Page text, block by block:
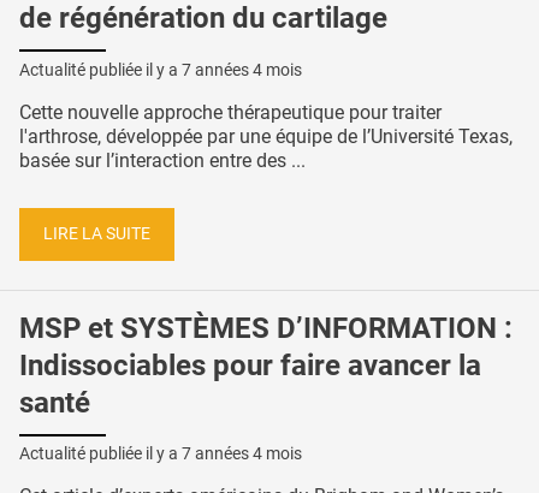
de régénération du cartilage
Actualité publiée il y a 7 années 4 mois
Cette nouvelle approche thérapeutique pour traiter
l'arthrose, développée par une équipe de l’Université Texas,
basée sur l’interaction entre des ...
LIRE LA SUITE
MSP et SYSTÈMES D’INFORMATION :
Indissociables pour faire avancer la
santé
Actualité publiée il y a 7 années 4 mois